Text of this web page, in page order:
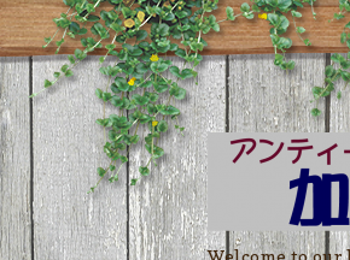
Welcome to our